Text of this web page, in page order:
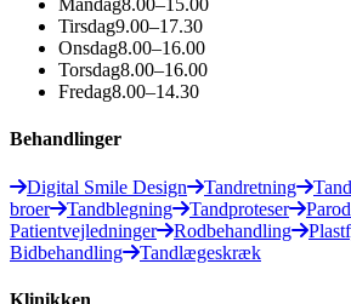
Mandag8.00–15.00
Tirsdag9.00–17.30
Onsdag8.00–16.00
Torsdag8.00–16.00
Fredag8.00–14.30
Behandlinger
Digital Smile Design Tandretning
broer
Tandblegning Tandproteser
Patientvejledninger
Rodbehandling
Bidbehandling
Tandlægeskræk
Klinikken